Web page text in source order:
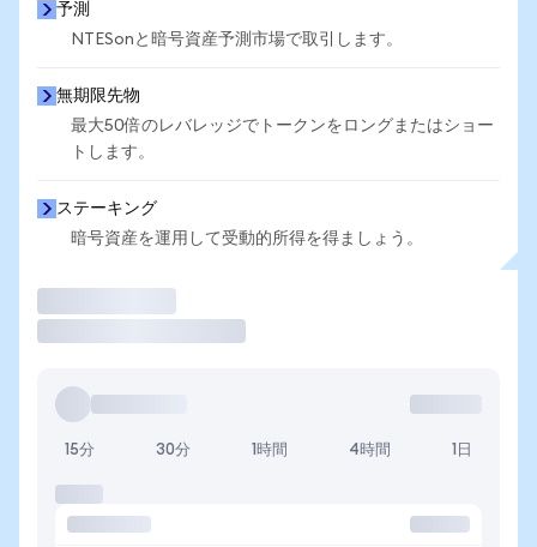
予測
NTESonと暗号資産予測市場で取引します。
無期限先物
最大50倍のレバレッジでトークンをロングまたはショー
トします。
ステーキング
暗号資産を運用して受動的所得を得ましょう。
15分 30分 1時間 4時間 1日